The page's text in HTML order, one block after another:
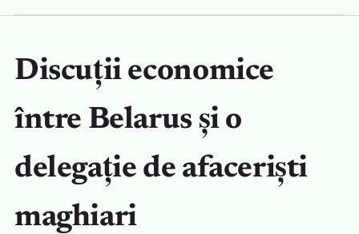
Discuții economice
între Belarus și o
delegație de afaceriști
maghiari